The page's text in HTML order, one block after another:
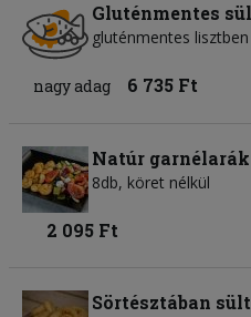
Gluténmentes
gluténmentes
nagy adag 6 735 Ft
Natúr garnélarák
8db, köret nélkül
2 095 Ft
Sörtésztában